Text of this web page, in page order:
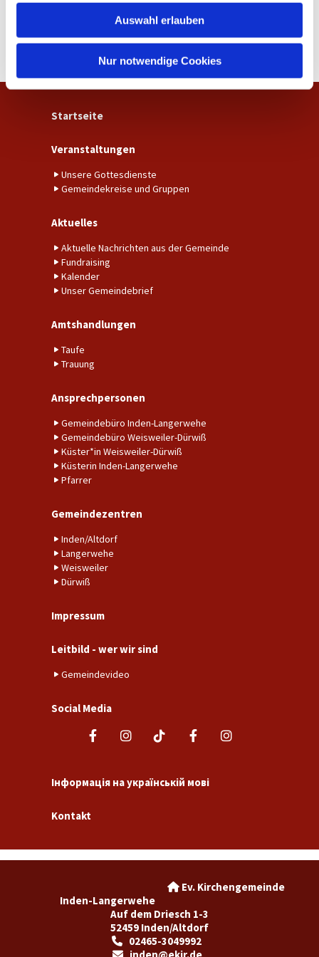
Auswahl erlauben
Nur notwendige Cookies
Startseite
Veranstaltungen
Unsere Gottesdienste
Gemeindekreise und Gruppen
Aktuelles
Aktuelle Nachrichten aus der Gemeinde
Fundraising
Kalender
Unser Gemeindebrief
Amtshandlungen
Taufe
Trauung
Ansprechpersonen
Gemeindebüro Inden-Langerwehe
Gemeindebüro Weisweiler-Dürwiß
Küster*in Weisweiler-Dürwiß
Küsterin Inden-Langerwehe
Pfarrer
Gemeindezentren
Inden/Altdorf
Langerwehe
Weisweiler
Dürwiß
Impressum
Leitbild - wer wir sind
Gemeindevideo
Social Media
Інформація на українській мові
Kontakt
Ev. Kirchengemeinde
Inden-Langerwehe
Auf dem Driesch 1-3
52459 Inden/Altdorf
02465-3049992
